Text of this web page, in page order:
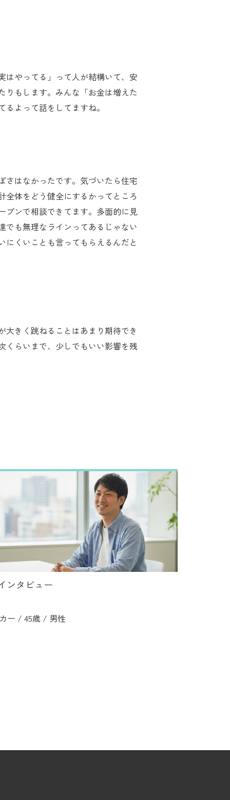
はやってる」って人が結構いて、安
りもします。みんな「お金は増えた
よって話をしてますね。
さはなかったです。気づいたら住宅
体をどう健全にするかってところ
プンで相談できてます。多面的に見
でも無理なラインってあるじゃない
くいことも言ってもらえるんだと
きく跳ねることはあまり期待でき
くらいまで、少しでもいい影響を残
ンタビュー
ー / 45歳 / 男性